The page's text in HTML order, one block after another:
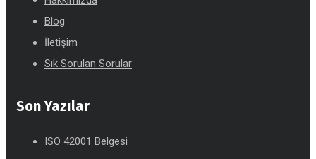
Blog
İletişim
Sık Sorulan Sorular
Son Yazılar
ISO 42001 Belgesi